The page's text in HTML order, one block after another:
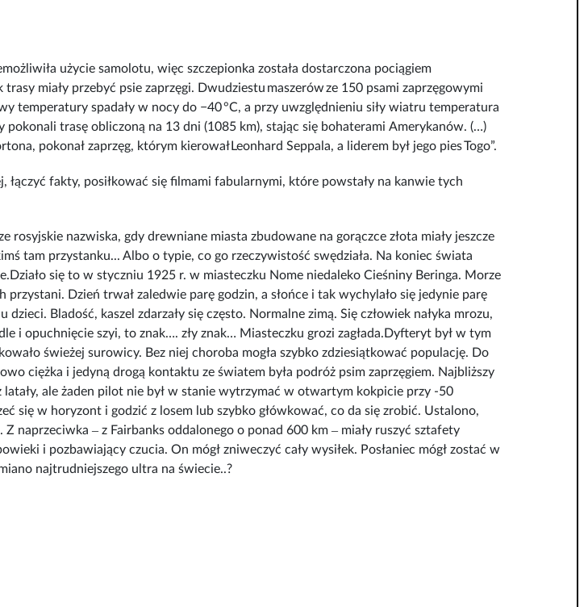
użycie samolotu, więc szczepionka została dostarczona pociągiem
miały przebyć psie zaprzęgi. Dwudziestu maszerówze 150 psami zaprzęgowymi
temperatury spadały w nocy do −40 °C, a przy uwzględnieniu siły wiatru temperatura
pokonali trasę obliczoną na 13 dni (1085 km), stając się bohaterami Amerykanów. (…)
pokonał zaprzęg, którym kierował Leonhard Seppala, a liderem był jego piesTogo”.
łączyć fakty, posiłkować się filmami fabularnymi, które powstały na kanwie tych
rosyjskie nazwiska, gdy drewniane miasta zbudowane na gorączce złota miały jeszcze
tam przystanku... Albo o typie, co go rzeczywistość swędziała. Na koniec świata
się to w styczniu 1925 r. w miasteczku Nome niedaleko Cieśniny Beringa. Morze
Dzień trwał zaledwie parę godzin, a słońce i tak wychylało się jedynie parę
Bladość, kaszel zdarzały się często. Normalne zimą. Się człowiek nałyka mrozu,
i opuchnięcie szyi, to znak…. zły znak… Miasteczku grozi zagłada.Dyfteryt był w tym
świeżej surowicy. Bez niej choroba mogła szybko zdziesiątkować populację. Do
ciężka i jedyną drogą kontaktu ze światem była podróż psim zaprzęgiem. Najbliższy
ale żaden pilot nie był w stanie wytrzymać w otwartym kokpicie przy -50
się w horyzont i godzić z losem lub szybko główkować, co da się zrobić. Ustalono,
naprzeciwka ‒ z Fairbanks oddalonego o ponad 600 km ‒ miały ruszyć sztafety
i pozbawiający czucia. On mógł zniweczyć cały wysiłek. Posłaniec mógł zostać w
najtrudniejszego ultra na świecie..?